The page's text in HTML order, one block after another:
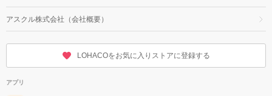
アスクル株式会社（会社概要）
LOHACOをお気に入りストアに登録する
アプリ